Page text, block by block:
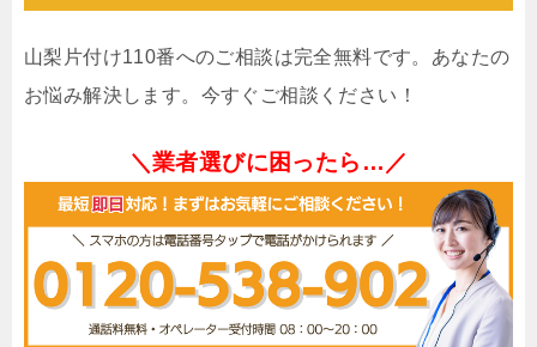
山梨片付け110番へのご相談は完全無料です。あなたの
お悩み解決します。今すぐご相談ください！
＼業者選びに困ったら…／